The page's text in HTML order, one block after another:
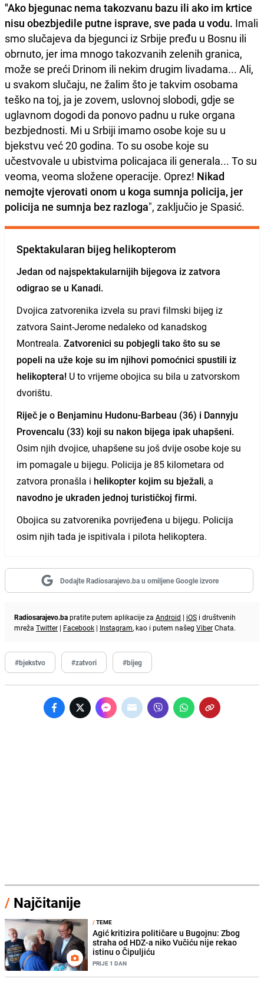
"Ako bjegunac nema takozvanu bazu ili ako im krtice
nisu obezbjedile putne isprave, sve pada u vodu. Imali
smo slučajeva da bjegunci iz Srbije pređu u Bosnu ili
obrnuto, jer ima mnogo takozvanih zelenih granica,
može se preći Drinom ili nekim drugim livadama... Ali,
u svakom slučaju, ne žalim što je takvim osobama
teško na toj, ja je zovem, uslovnoj slobodi, gdje se
uglavnom dogodi da ponovo padnu u ruke organa
bezbjednosti. Mi u Srbiji imamo osobe koje su u
bjekstvu već 20 godina. To su osobe koje su
učestvovale u ubistvima policajaca ili generala... To su
veoma, veoma složene operacije. Oprez! Nikad
nemojte vjerovati onom u koga sumnja policija, jer
policija ne sumnja bez razloga", zaključio je Spasić.
Spektakularan bijeg helikopterom
Jedan od najspektakularnijih bijegova iz zatvora
odigrao se u Kanadi.
Dvojica zatvorenika izvela su pravi filmski bijeg iz
zatvora Saint-Jerome nedaleko od kanadskog
Montreala. Zatvorenici su pobjegli tako što su se
popeli na uže koje su im njihovi pomoćnici spustili iz
helikoptera! U to vrijeme obojica su bila u zatvorskom
dvorištu.
Riječ je o Benjaminu Hudonu-Barbeau (36) i Dannyju
Provencalu (33) koji su nakon bijega ipak uhapšeni.
Osim njih dvojice, uhapšene su još dvije osobe koje su
im pomagale u bijegu. Policija je 85 kilometara od
zatvora pronašla i helikopter kojim su bježali, a
navodno je ukraden jednoj turističkoj firmi.
Obojica su zatvorenika povrijeđena u bijegu. Policija
osim njih tada je ispitivala i pilota helikoptera.
Dodajte Radiosarajevo.ba u omiljene Google izvore
Radiosarajevo.bapratite putem aplikacije za Android | iOS i društvenih
mreža Twitter | Facebook | Instagram, kao i putem našeg ViberChata.
#bjekstvo #zatvori #bijeg
/ Najčitanije
/TEME
Agić kritizira političare u Bugojnu: Zbog
straha od HDZ-a niko Vučiću nije rekao
istinu o Čipuljiću
PRIJE 1 DAN